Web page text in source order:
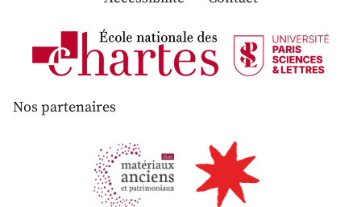
Nos partenaires